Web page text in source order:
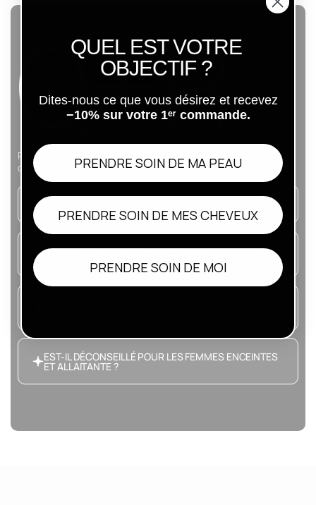
Q+R
Posez n'importe quelle question sur L'Hydratant citron
concombre, notre expert vous répond.
À QUEL MOMENT DE LA JOURNÉE DOIT-ON PRENDRE
EST-IL DÉCONSEILLÉ POUR LES FEMMES ENCEINTES
ET ALLAITANTE ?
QUEL EST VOTRE
OBJECTIF ?
Dites-nous ce que vous désirez et recevez
−10% sur votre 1ᵉʳ commande.
PRENDRE SOIN DE MA PEAU
PRENDRE SOIN DE MES CHEVEUX
PRENDRE SOIN DE MOI